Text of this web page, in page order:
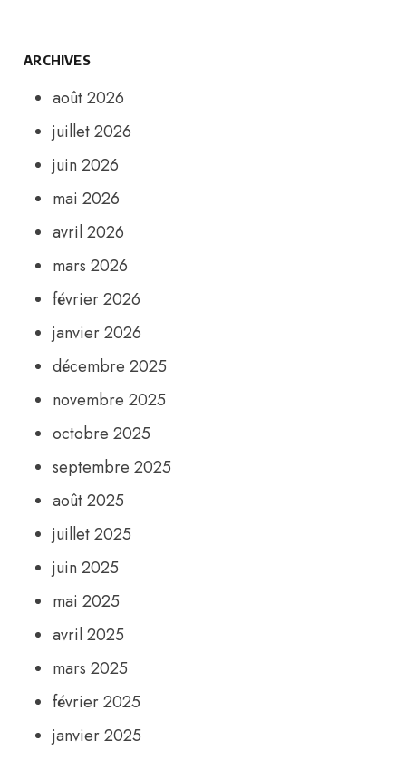
ARCHIVES
août 2026
juillet 2026
juin 2026
mai 2026
avril 2026
mars 2026
février 2026
janvier 2026
décembre 2025
novembre 2025
octobre 2025
septembre 2025
août 2025
juillet 2025
juin 2025
mai 2025
avril 2025
mars 2025
février 2025
janvier 2025